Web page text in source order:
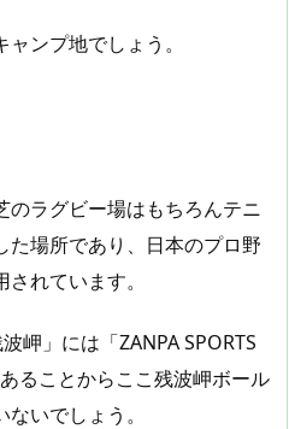
ンプ地でしょう。
ラグビー場はもちろんテニ
た場所であり、日本のプロ野
れています。
岬」には「ZANPA SPORTS
ることからここ残波岬ボール
いでしょう。